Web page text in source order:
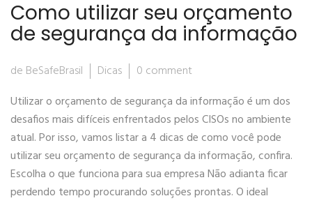
Como utilizar seu orçamento
de segurança da informação
de BeSafeBrasil Dicas
0 comment
Utilizar o orçamento de segurança da informação é um dos
desafios mais difíceis enfrentados pelos CISOs no ambiente
atual. Por isso, vamos listar a 4 dicas de como você pode
utilizar seu orçamento de segurança da informação, confira.
Escolha o que funciona para sua empresa Não adianta ficar
perdendo tempo procurando soluções prontas. O ideal